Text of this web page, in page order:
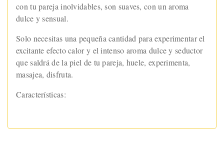
con tu pareja inolvidables, son suaves, con un aroma
dulce y sensual.
Solo necesitas una pequeña cantidad para experimentar el
excitante efecto calor y el intenso aroma dulce y seductor
que saldrá de la piel de tu pareja, huele, experimenta,
masajea, disfruta.
Características: